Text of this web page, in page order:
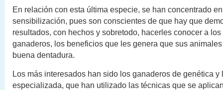
En relación con esta última especie, se han concentrado
sensibilización, pues son conscientes de que hay que
resultados, con hechos y sobretodo, hacerles conocer a
ganaderos, los beneficios que les genera que sus
buena dentadura.
Los más interesados han sido los ganaderos de genética y
especializada, que han utilizado las técnicas que se